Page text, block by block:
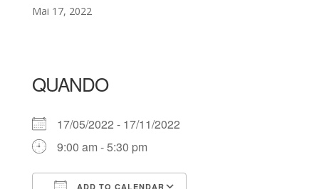
Mai 17, 2022
QUANDO
17/05/2022 - 17/11/2022
9:00 am - 5:30 pm
ADD TO CALENDAR